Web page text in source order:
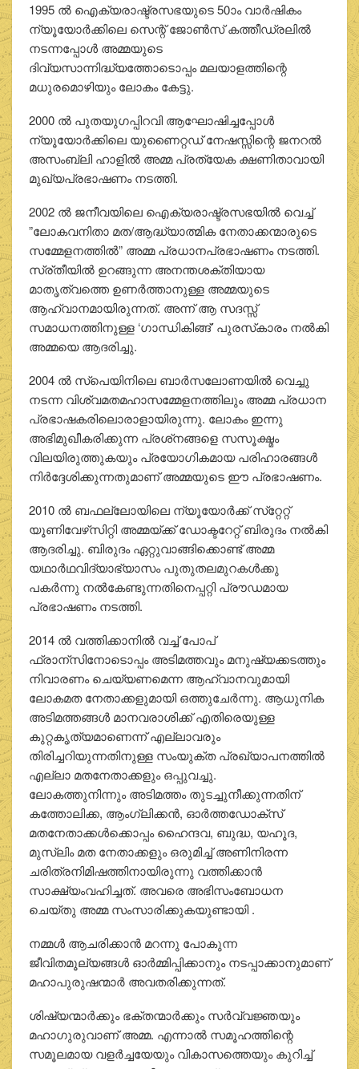
1995 ല്‍ ഐക്യരാഷ്ട്രസഭയുടെ 50ാം വാര്‍ഷികം
ന്യൂയോര്‍ക്കിലെ സെന്റ് ജോണ്‍സ് കത്തീഡ്രലില്‍
നടന്നപ്പോള്‍ അമ്മയുടെ
ദിവ്യസാന്നിദ്ധ്യത്തോടൊപ്പം മലയാളത്തിന്റെ
മധുരമൊഴിയും ലോകം കേട്ടു.
2000 ല്‍ പുതയുഗപ്പിറവി ആഘോഷിച്ചപ്പോള്‍
ന്യൂയോര്‍ക്കിലെ യുണൈറ്റഡ് നേഷസ്സിന്റെ ജനറല്‍
അസംബ്ലി ഹാളില്‍ അമ്മ പ്രത്യേക ക്ഷണിതാവായി
മുഖ്യപ്രഭാഷണം നടത്തി.
2002 ല്‍ ജനീവയിലെ ഐക്യരാഷ്ട്രസഭയില്‍ വെച്ച്
”ലോകവനിതാ മത/ആദ്ധ്യാത്മിക നേതാക്കന്മാരുടെ
സമ്മേളനത്തില്‍” അമ്മ പ്രധാനപ്രഭാഷണം നടത്തി.
സ്ര്തീയില്‍ ഉറങ്ങുന്ന അനന്തശക്തിയായ
മാതൃത്വത്തെ ഉണര്‍ത്താനുള്ള അമ്മയുടെ
ആഹ്വാനമായിരുന്നത്. അന്ന് ആ സദസ്സ്
സമാധനത്തിനുള്ള ‘ഗാന്ധികിങ്ങ്’ പുരസ്‌കാരം നല്‍കി
അമ്മയെ ആദരിച്ചു.
2004 ല്‍ സ്‌പെയിനിലെ ബാര്‍സലോണയില്‍ വെച്ചു
നടന്ന വിശ്വമതമഹാസമ്മേളനത്തിലും അമ്മ പ്രധാന
പ്രഭാഷകരിലൊരാളായിരുന്നു. ലോകം ഇന്നു
അഭിമുഖീകരിക്കുന്ന പ്രശ്‌നങ്ങളെ സസൂക്ഷ്മം
വിലയിരുത്തുകയും പ്രയോഗികമായ പരിഹാരങ്ങള്‍
നിര്‍ദ്ദേശിക്കുന്നതുമാണ് അമ്മയുടെ ഈ പ്രഭാഷണം.
2010 ല്‍ ബഫല്ലോയിലെ ന്യൂയോര്‍ക്ക് സ്‌റ്റേറ്റ്
യൂണിവേഴ്‌സിറ്റി അമ്മയ്ക്ക് ഡോക്ടറേറ്റ് ബിരുദം നല്‍കി
ആദരിച്ചു. ബിരുദം ഏറ്റുവാങ്ങിക്കൊണ്ട് അമ്മ
യഥാര്‍ഥവിദ്യാഭ്യാസം പുതുതലമുറകള്‍ക്കു
പകര്‍ന്നു നല്‍കേണ്ടുന്നതിനെപ്പറ്റി പ്രൗഡമായ
പ്രഭാഷണം നടത്തി.
2014 ൽ വത്തിക്കാനിൽ വച്ച് പോപ്‌
ഫ്രാന്സിനോടൊപ്പം അടിമത്തവും മനുഷ്യക്കടത്തും
നിവാരണം ചെയ്യണമെന്ന ആഹ്വാനവുമായി
ലോകമത നേതാക്കളുമായി ഒത്തുചേര്‍ന്നു. ആധുനിക
അടിമത്തങ്ങള്‍ മാനവരാശിക്ക് എതിരെയുള്ള
കുറ്റകൃത്യമാണെന്ന് എല്ലാവരും
തിരിച്ചറിയുന്നതിനുള്ള സംയുക്ത പ്രഖ്യാപനത്തില്‍
എല്ലാ മതനേതാക്കളും ഒപ്പുവച്ചു.
ലോകത്തുനിന്നും അടിമത്തം തുടച്ചുനീക്കുന്നതിന്
കത്തോലിക്ക, ആംഗ്ലിക്കന്‍, ഓര്‍ത്തഡോക്‌സ്
മതനേതാക്കള്‍ക്കൊപ്പം ഹൈന്ദവ, ബുദ്ധ, യഹൂദ,
മുസ്ലിം മത നേതാക്കളും ഒരുമിച്ച് അണിനിരന്ന
ചരിത്രനിമിഷത്തിനായിരുന്നു വത്തിക്കാന്‍
സാക്ഷ്യംവഹിച്ചത്. അവരെ അഭിസംബോധന
ചെയ്തു അമ്മ സംസാരിക്കുകയുണ്ടായി .
നമ്മള്‍ ആചരിക്കാന്‍ മറന്നു പോകുന്ന
ജീവിതമൂല്യങ്ങള്‍ ഓര്‍മ്മിപ്പിക്കാനും നടപ്പാക്കാനുമാണ്
മഹാപുരുഷന്മാര്‍ അവതരിക്കുന്നത്.
ശിഷ്യന്മാര്‍ക്കും ഭക്തന്മാര്‍ക്കും സര്‍വ്വജ്ഞയും
മഹാഗുരുവാണ് അമ്മ. എന്നാല്‍ സമൂഹത്തിന്റെ
സമൂലമായ വളര്‍ച്ചയേയും വികാസത്തെയും കുറിച്ച്